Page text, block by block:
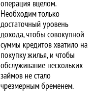
операция вцелом.
Необходим только
достаточный уровень
дохода, чтобы совокупной
суммы кредитов хватило на
покупку жилья, и чтобы
обслуживание нескольких
займов не стало
чрезмерным бременем.